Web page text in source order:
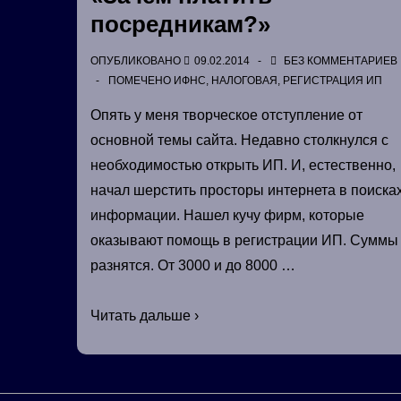
посредникам?»
ОПУБЛИКОВАНО 09.02.2014
БЕЗ КОММЕНТАРИЕВ
ПОМЕЧЕНО ИФНС, НАЛОГОВАЯ , РЕГИСТРАЦИЯ ИП
Опять у меня творческое отступление от
основной темы сайта. Недавно столкнулся с
необходимостью открыть ИП. И, естественно,
начал шерстить просторы интернета в
информации. Нашел кучу фирм, которые
оказывают помощь в регистрации ИП. Суммы
разнятся. От 3000 и до 8000 …
Регистрируем
или
Читать дальше ›